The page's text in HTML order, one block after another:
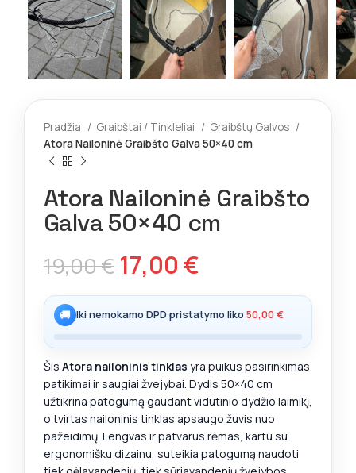
Pradžia Graibštai / Tinkleliai
Graibštų Galvos
Atora Nailoninė Graibšto Galva 50×40 cm
Atora Nailoninė Graibšto
Galva 50×40 cm
19,00€ 17,00€
🚚 Iki nemokamo DPD pristatymo liko 50,00€
Šis Atora nailoninis tinklas yra puikus pasirinkimas
patikimai ir saugiai žvejybai. Dydis 50×40 cm
užtikrina patogumą gaudant vidutinio dydžio laimikį,
o tvirtas nailoninis tinklas apsaugo žuvis nuo
pažeidimų. Lengvas ir patvarus rėmas, kartu su
ergonomišku dizainu, suteikia patogumą naudoti